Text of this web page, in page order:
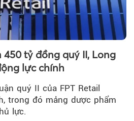
450 tỷ đồng quý II, Long
lực chính
quý II của FPT Retail
trong đó mảng dược phẩm
lực.